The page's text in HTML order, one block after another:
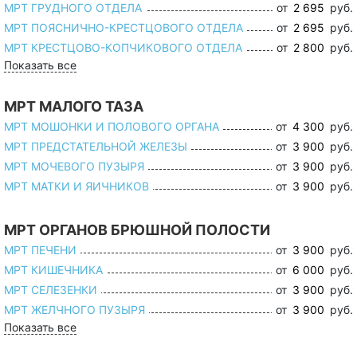
МРТ ГРУДНОГО ОТДЕЛА
от 2 695 руб.
МРТ ПОЯСНИЧНО-КРЕСТЦОВОГО ОТДЕЛА
от 2 695 руб.
МРТ КРЕСТЦОВО-КОПЧИКОВОГО ОТДЕЛА
от 2 800 руб.
Показать все
МРТ МАЛОГО ТАЗА
МРТ МОШОНКИ И ПОЛОВОГО ОРГАНА от 4 300 руб.
МРТ ПРЕДСТАТЕЛЬНОЙ ЖЕЛЕЗЫ
от 3 900 руб.
МРТ МОЧЕВОГО ПУЗЫРЯ
от 3 900 руб.
МРТ МАТКИ И ЯИЧНИКОВ
от 3 900 руб.
МРТ ОРГАНОВ БРЮШНОЙ ПОЛОСТИ
МРТ ПЕЧЕНИ от 3 900 руб.
МРТ КИШЕЧНИКА
от 6 000 руб.
МРТ СЕЛЕЗЕНКИ
от 3 900 руб.
МРТ ЖЕЛЧНОГО ПУЗЫРЯ
от 3 900 руб.
Показать все